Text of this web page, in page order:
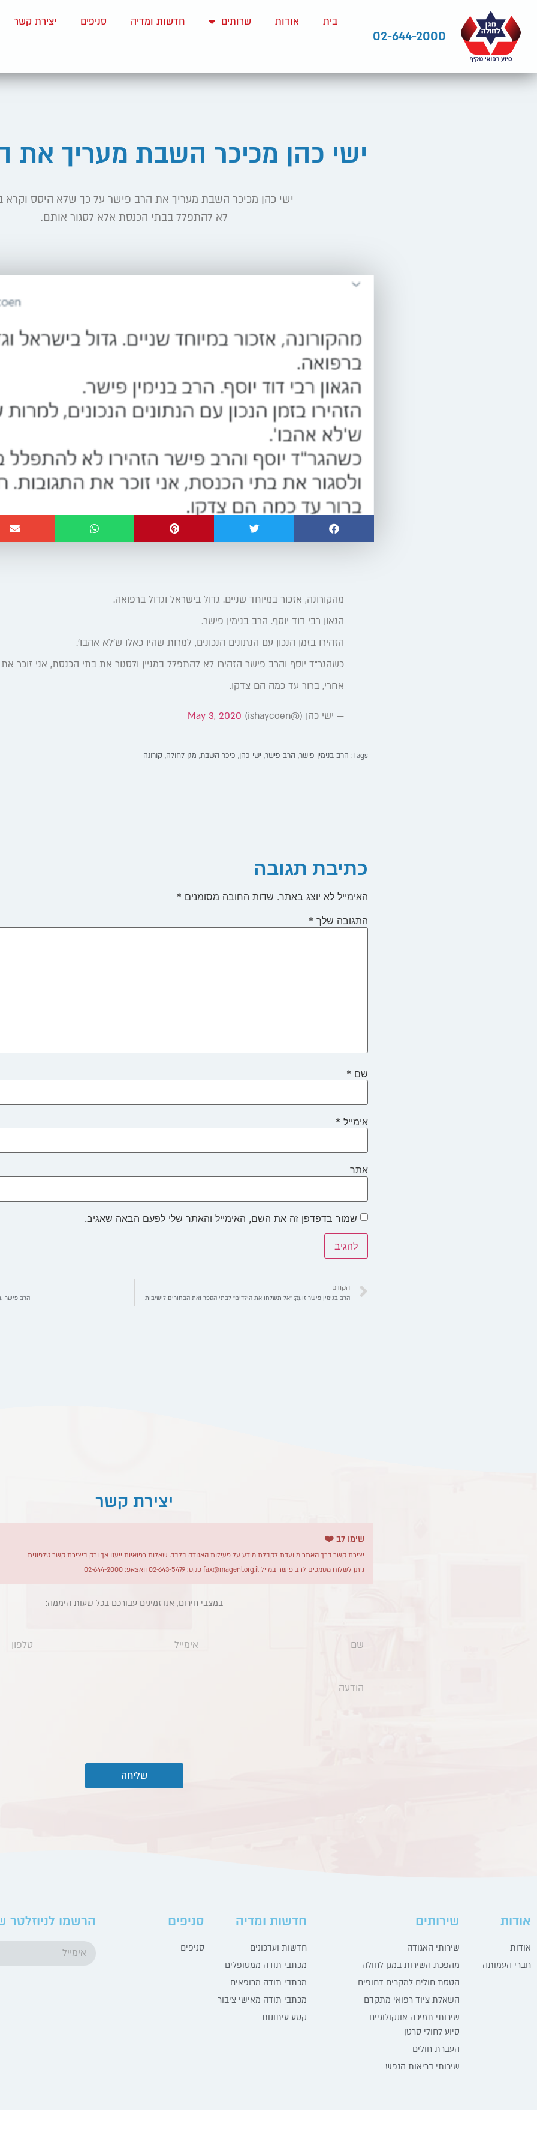
02-644-2000
בית אודות שרותים חדשות ומדיה סניפים יצירת קשר
ישי כהן מכיכר השבת מעריך את
ישי כהן מכיכר השבת מעריך את הרב פישר על כך שלא היסס וקרא
לא להתפלל בבתי הכנסת אלא לסגור אותם.
מהקורונה, אזכור במיוחד שניים. גדול בישראל וגדול ברפואה.
הגאון רבי דוד יוסף. הרב בנימין פישר.
הזהירו בזמן הנכון עם הנתונים הנכונים, למרות שהיו כאלו ש'לא אהבו'.
כשהגר"ד יוסף והרב פישר הזהירו לא להתפלל במניין ולסגור את בתי הכנסת, אני זוכר
אחרי, ברור עד כמה הם צדקו.
— ישי כהן (@ishaycoen) May 3, 2020
Tags: הרב בנימין פישר, הרב פישר, ישי כהן, כיכר השבת, מגן לחולה, קורונה
כתיבת תגובה
האימייל לא יוצג באתר. שדות החובה מסומנים *
התגובה שלך *
שם *
אימייל *
אתר
שמור בדפדפן זה את השם, האימייל והאתר שלי לפעם הבאה שאגיב.
הקודם
הרב בנימין פישר זועק: "אל תשלחו את הילדים" לבתי הספר ואת הבחורים לישיבות הרב פישר
יצירת קשר
שימו לב ❤️
יצירת קשר דרך האתר מיועדת לקבלת מידע על פעילות האגודה בלבד. שאלות רפואיות ייענו אך ורק ביצירת קשר טלפונית
ניתן לשלוח מסמכים לרב פישר במייל fax@magenl.org.il פקס: 02-643-5479 וואצאפ: 02-644-2000
במצבי חירום, אנו זמינים עבורכם בכל שעות היממה:​
שליחה
אודות
אודות
חברי העמותה
שירותים
שירותי האגודה
מהפכת השירות במגן לחולה
הטסת חולים למקרים דחופים
השאלת ציוד רפואי מתקדם
שירותי תמיכה אונקולוגיים
סיוע לחולי סרטן
העברת חולים
שירותי בריאות הנפש
חדשות ומדיה
חדשות ועדכונים
מכתבי תודה ממטופלים
מכתבי תודה מרופאים
מכתבי תודה מאישי ציבור
קטע עיתונות
סניפים
סניפים
הרשמו לניוזלטר